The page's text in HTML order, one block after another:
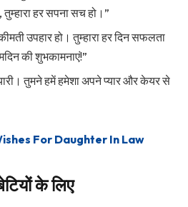
हर सपना सच हो।”
उपहार हो। तुम्हारा हर दिन सफलता
की शुभकामनाएं!”
तुमने हमें हमेशा अपने प्यार और केयर से
For Daughter In Law
के लिए